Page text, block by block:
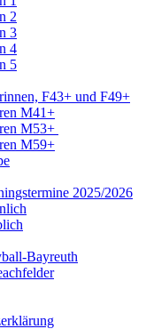
2
3
4
5
F43+ und F49+
M41+
M53+
M59+
2025/2026
Bayreuth